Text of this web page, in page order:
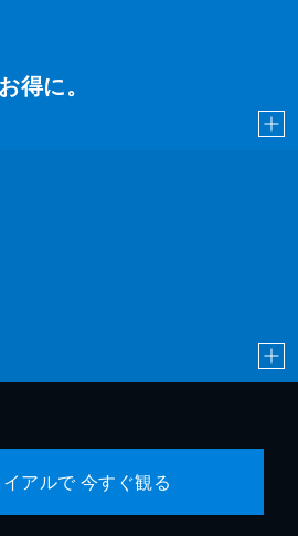
得に。
アルで 今すぐ観る